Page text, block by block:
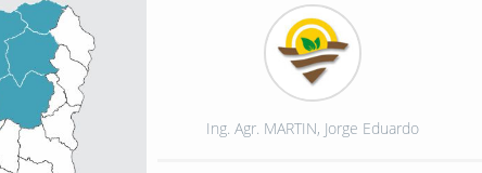
Ing. Agr. MARTIN, Jorge Eduardo